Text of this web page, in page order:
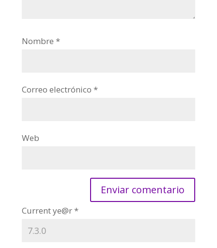
Nombre *
Correo electrónico *
Web
Current ye@r *